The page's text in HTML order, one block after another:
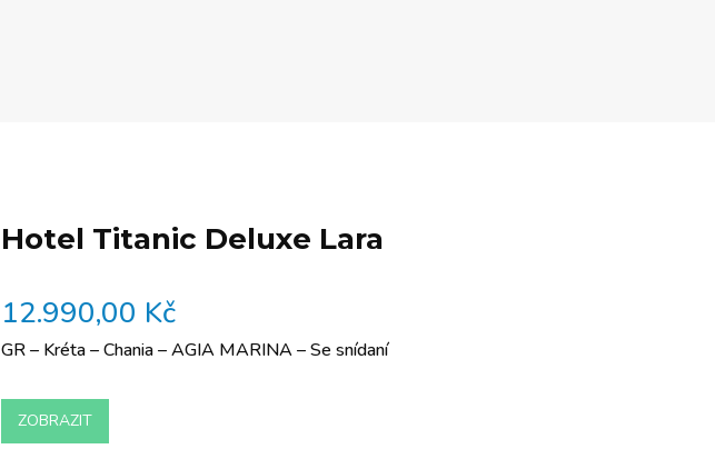
Hotel Titanic Deluxe Lara
12.990,00 Kč
GR – Kréta – Chania – AGIA MARINA – Se snídaní
ZOBRAZIT